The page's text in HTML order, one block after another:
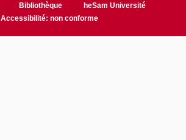
Bibliothèque
heSam Université
Accessibilité: non conforme